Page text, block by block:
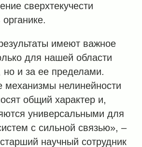
сверхтекучести
имеют важное
для нашей области
но и за ее пределами.
нелинейности
общий характер и,
универсальными для
с сильной связью», –
научный сотрудник